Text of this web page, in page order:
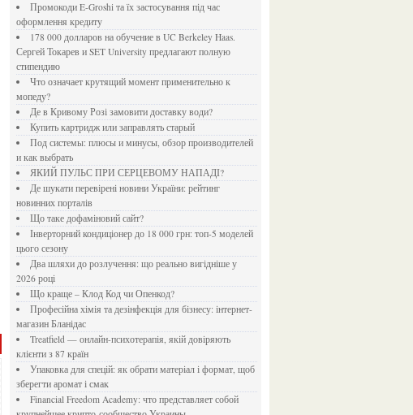
Промокоди E-Groshi та їх застосування під час
оформлення кредиту
178 000 долларов на обучение в UC Berkeley Haas.
Сергей Токарев и SET University предлагают полную
стипендию
Что означает крутящий момент применительно к
мопеду?
Де в Кривому Розі замовити доставку води?
Купить картридж или заправлять старый
Под системы: плюсы и минусы, обзор производителей
и как выбрать
ЯКИЙ ПУЛЬС ПРИ СЕРЦЕВОМУ НАПАДІ?
Де шукати перевірені новини України: рейтинг
новинних порталів
Що таке дофаміновий сайт?
Інверторний кондиціонер до 18 000 грн: топ-5 моделей
цього сезону
Два шляхи до розлучення: що реально вигідніше у
2026 році
Що краще – Клод Код чи Опенкод?
Професійна хімія та дезінфекція для бізнесу: інтернет-
магазин Бланідас
Treatfield — онлайн-психотерапія, якій довіряють
клієнти з 87 країн
Упаковка для спецій: як обрати матеріал і формат, щоб
зберегти аромат і смак
Financial Freedom Academy: что представляет собой